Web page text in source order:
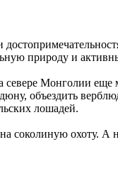
природу и
севере Монголии еще
объездить
лошадей.
соколиную охоту. А